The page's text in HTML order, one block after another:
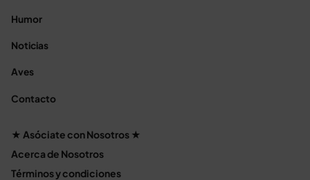
Humor
Noticias
Aves
Contacto
★ Asóciate con Nosotros ★
Acerca de Nosotros
Términos y condiciones